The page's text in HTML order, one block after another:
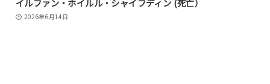
イルファン・ホイルル・シャイフディン (死亡）
2026年6月14日